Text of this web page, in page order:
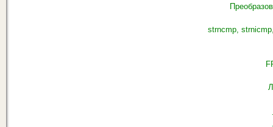
strncmp,